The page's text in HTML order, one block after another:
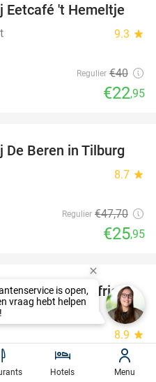
43%
Eetcafé 't Hemeltje
9.3 star
Regulier €40
€22,95
46%
De Beren in Tilburg
8.7 star
Regulier €47,70
€25,95
32%
+ onbeperkt friet,
en softijs
8.9 star
Regulier ,50
Hotels Menu